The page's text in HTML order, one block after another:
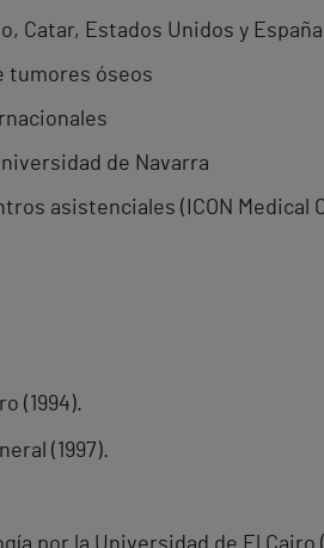
Catar, Estados Unidos y España
tumores óseos
de Navarra
asistenciales (ICON Medical
(1994).
(1997).